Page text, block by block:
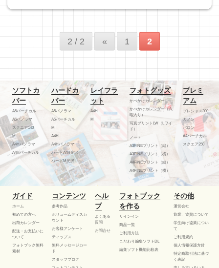
2 / 2 « 1 2
ソフトカ
バー
A5バーチカル
A5パノラマ
スクエア140
M
A4Hパノラマ
A4Hバーチカル
ハードカ
バー
A5パノラマ
A5バーチカル
M
A4H
A4Hパノラマ
ハードA4H光沢
ハードM光沢
レイフラ
ット
A4H
M
フォトグッズ
かべかけカレンダー
かべかけカレンダー（六
曜入り）
写真プリントLW（Lワイ
ド）
ノート
A3FINEプリント（縦）
A3FINEプリント（横）
A4FINEプリント（縦）
A4FINEプリント（横）
プレミ
アム
プレシャス300
カノン
バロン
A4バーチカル
スクエア250
ガイド
ホーム
初めての方へ
出荷カレンダー
配送・お支払いに
ついて
フォトブック無料
素材
コンテンツ
参考作品
ボリュームディスカ
ウント
お客様アンケート
ティップス
無料メッセージカー
ド
スタッフブログ
ヘル
プ
よくある
質問
お問合せ
フォトブック
を作る
サインイン
商品一覧
ご利用方法
こだわり編集ソフトDL
編集ソフト機能比較表
その他
運営会社
協業、協賛について
学生向け協業につい
て
ご利用規約
個人情報保護方針
特定商取引法に基づ
く表記